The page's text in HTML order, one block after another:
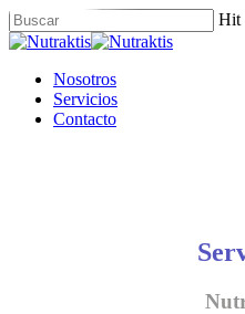
Skip
to
content
Hit
Close
Menu
Nosotros
Servicios
Contacto